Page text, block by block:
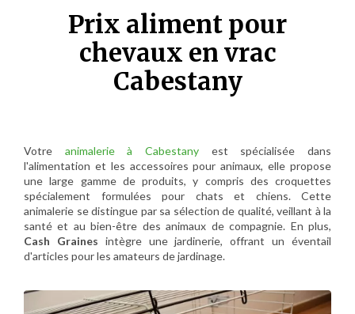
Prix aliment pour
chevaux en vrac
Cabestany
Votre animalerie à Cabestany est spécialisée dans
l'alimentation et les accessoires pour animaux, elle propose
une large gamme de produits, y compris des croquettes
spécialement formulées pour chats et chiens. Cette
animalerie se distingue par sa sélection de qualité, veillant à la
santé et au bien-être des animaux de compagnie. En plus,
Cash Graines intègre une jardinerie, offrant un éventail
d'articles pour les amateurs de jardinage.